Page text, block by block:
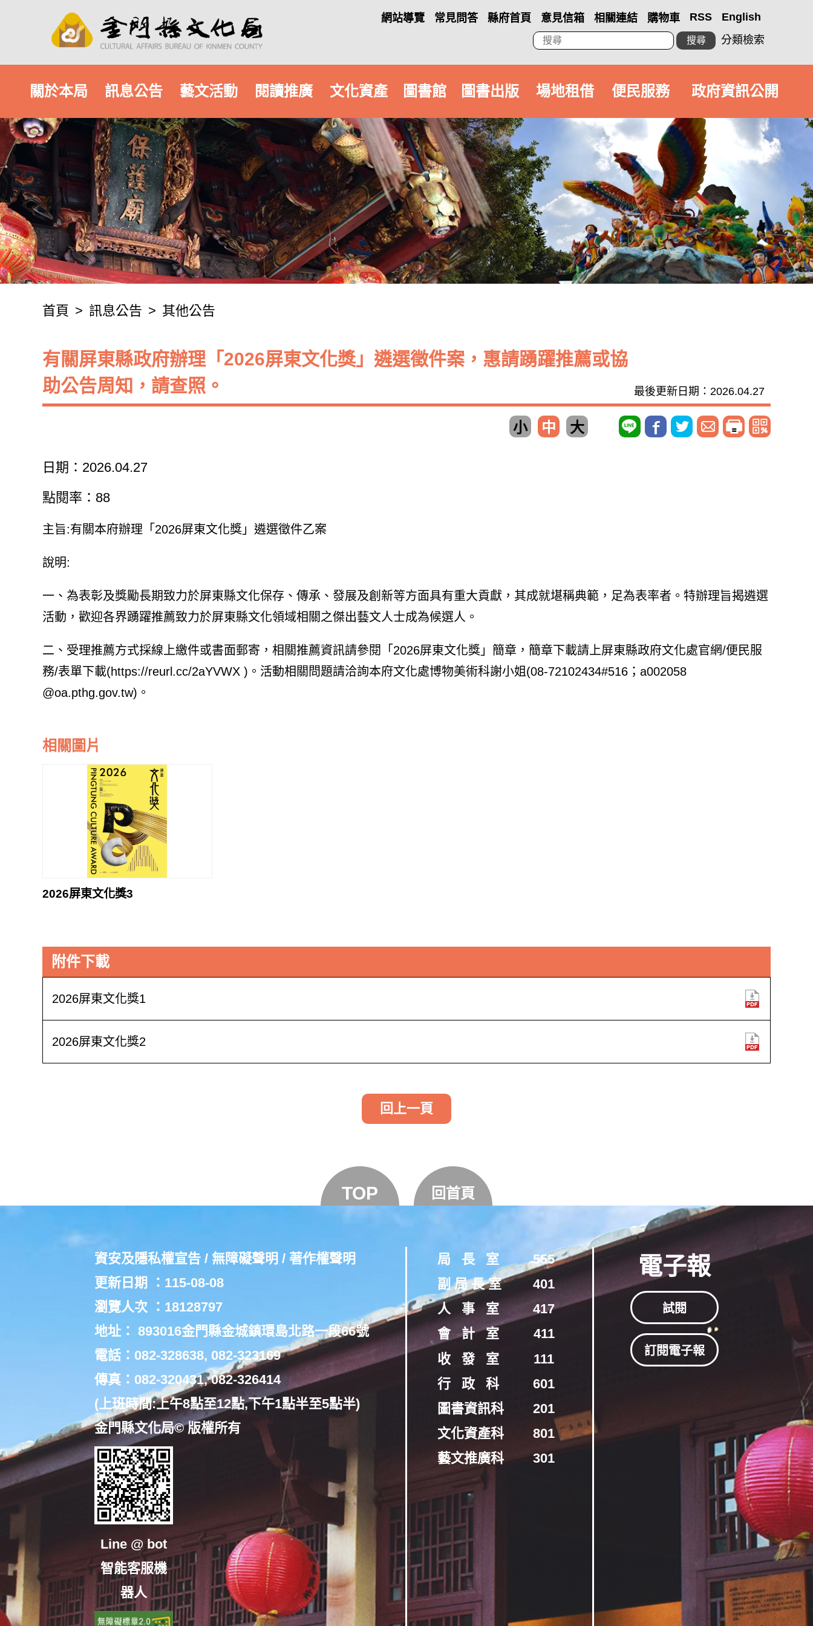
網站導覽 常見問答 縣府首頁 意見信箱 相關連結 購物車 RSS English
搜尋 分類檢索
關於本局 訊息公告 藝文活動 閱讀推廣 文化資產 圖書館 圖書出版 場地租借 便民服務 政府資訊公開
首頁 > 訊息公告 > 其他公告
有關屏東縣政府辦理「2026屏東文化獎」遴選徵件案，惠請踴躍推薦或協
助公告周知，請查照。
小 中 大
最後更新日期：2026.04.27
日期：2026.04.27
點閱率：88
主旨:有關本府辦理「2026屏東文化獎」遴選徵件乙案
說明:
一、為表彰及獎勵長期致力於屏東縣文化保存、傳承、發展及創新等方面具有重大貢獻，其成就堪稱典範，足為表率者。特辦理旨揭遴選
活動，歡迎各界踴躍推薦致力於屏東縣文化領域相關之傑出藝文人士成為候選人。
二、受理推薦方式採線上繳件或書面郵寄，相關推薦資訊請參閱「2026屏東文化獎」簡章，簡章下載請上屏東縣政府文化處官網/便民服
務/表單下載(https://reurl.cc/2aYVWX )。活動相關問題請洽詢本府文化處博物美術科謝小姐(08-72102434#516；a002058
@oa.pthg.gov.tw)。
相關圖片
2026屏東文化獎3
附件下載
2026屏東文化獎1
2026屏東文化獎2
回上一頁
TOP 回首頁
資安及隱私權宣告 / 無障礙聲明 / 著作權聲明
更新日期 ：115-08-08
瀏覽人次 ：18128797
地址： 893016金門縣金城鎮環島北路一段66號
電話：082-328638, 082-323169
傳真：082-320431, 082-326414
(上班時間:上午8點至12點,下午1點半至5點半)
金門縣文化局© 版權所有
Line @ bot
智能客服機
器人
局 長 室
555
副 局 長 室
401
人 事 室
417
會 計 室
411
收 發 室
111
行 政 科
601
圖書資訊科
201
文化資產科
801
藝文推廣科
301
電子報
試閱
訂閱電子報